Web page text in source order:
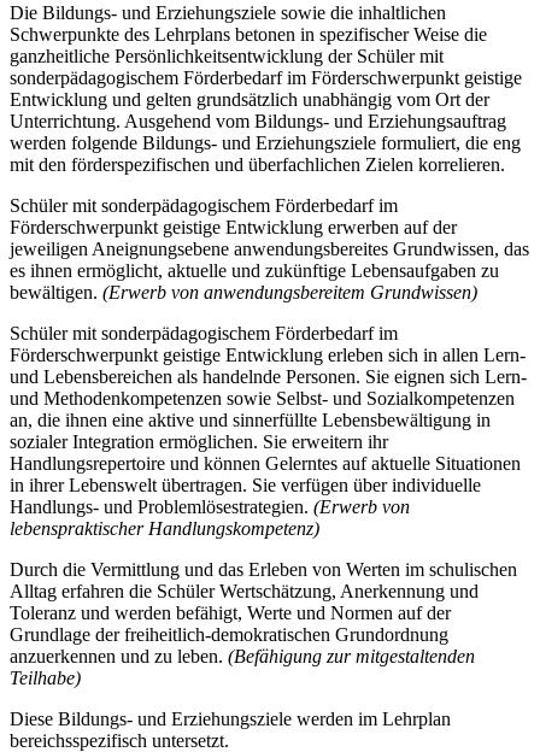
Die Bildungs- und Erziehungsziele sowie die inhaltlichen
Schwerpunkte des Lehrplans betonen in spezifischer Weise die
ganzheitliche Persönlichkeitsentwicklung der Schüler mit
sonderpädagogischem Förderbedarf im Förderschwerpunkt geistige
Entwicklung und gelten grundsätzlich unabhängig vom Ort der
Unterrichtung. Ausgehend vom Bildungs- und Erziehungsauftrag
werden folgende Bildungs- und Erziehungsziele formuliert, die eng
mit den förderspezifischen und überfachlichen Zielen korrelieren.
Schüler mit sonderpädagogischem Förderbedarf im
Förderschwerpunkt geistige Entwicklung erwerben auf der
jeweiligen Aneignungsebene anwendungsbereites Grundwissen, das
es ihnen ermöglicht, aktuelle und zukünftige Lebensaufgaben zu
bewältigen. (Erwerb von anwendungsbereitem Grundwissen)
Schüler mit sonderpädagogischem Förderbedarf im
Förderschwerpunkt geistige Entwicklung erleben sich in allen Lern-
und Lebensbereichen als handelnde Personen. Sie eignen sich Lern-
und Methodenkompetenzen sowie Selbst- und Sozialkompetenzen
an, die ihnen eine aktive und sinnerfüllte Lebensbewältigung in
sozialer Integration ermöglichen. Sie erweitern ihr
Handlungsrepertoire und können Gelerntes auf aktuelle Situationen
in ihrer Lebenswelt übertragen. Sie verfügen über individuelle
Handlungs- und Problemlösestrategien. (Erwerb von
lebenspraktischer Handlungskompetenz)
Durch die Vermittlung und das Erleben von Werten im schulischen
Alltag erfahren die Schüler Wertschätzung, Anerkennung und
Toleranz und werden befähigt, Werte und Normen auf der
Grundlage der freiheitlich-demokratischen Grundordnung
anzuerkennen und zu leben. (Befähigung zur mitgestaltenden
Teilhabe)
Diese Bildungs- und Erziehungsziele werden im Lehrplan
bereichsspezifisch untersetzt.